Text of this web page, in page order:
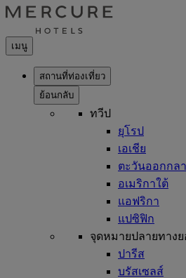
เมนู
สถานที่ท่องเที่ยว
ย้อนกลับ
ทวีป
ยุโรป
เอเชีย
ตะวันออกกล
อเมริกาใต้
แอฟริกา
แปซิฟิก
จุดหมายปลายทาง
ปารีส
บรัสเซลส์